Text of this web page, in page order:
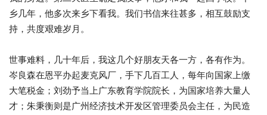
乡几年，他多次来乡下看我。我们书信来往甚多，相互鼓励支
持，共度艰难岁月。
世事难料，几十年后，我这几个好朋友天各一方，各有作为。
岑良森在恩平办起麦克风厂，手下几百工人，每年向国家上缴
大笔税金；刘劲予当上广东教育学院院长，为国家培养大量人
才；朱秉衡则是广州经济技术开发区管理委员会主任，为民造